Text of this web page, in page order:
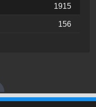
1915
156